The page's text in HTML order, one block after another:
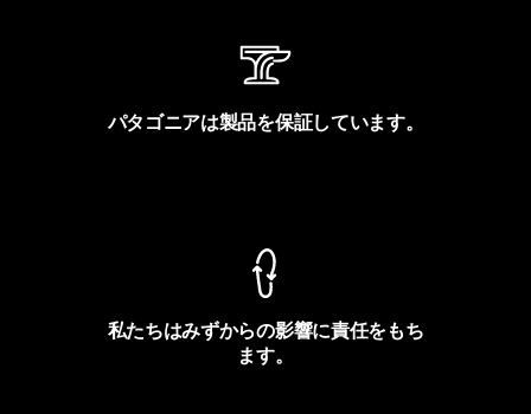
パタゴニアは製品を保証しています。
私たちはみずからの影響に責任をもち
ます。